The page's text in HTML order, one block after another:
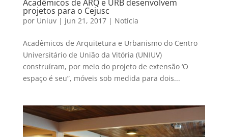
Acadêmicos de ARQ e URB desenvolvem
projetos para o Cejusc
por Uniuv| jun 21, 2017| Notícia
Acadêmicos de Arquitetura e Urbanismo do Centro
Universitário de União da Vitória (UNIUV)
construíram, por meio do projeto de extensão ‘O
espaço é seu”, móveis sob medida para dois...